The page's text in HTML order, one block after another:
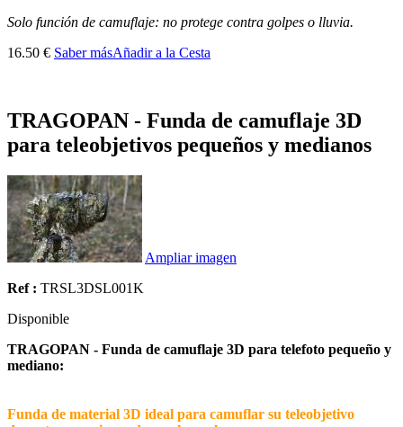
Solo función de camuflaje: no protege contra golpes o lluvia.
16.50 € Saber másAñadir a la Cesta
TRAGOPAN - Funda de camuflaje 3D
para teleobjetivos pequeños y medianos
Ampliar imagen
Ref : TRSL3DSL001K
Disponible
TRAGOPAN - Funda de camuflaje 3D para telefoto pequeño y
mediano:
Funda de material 3D ideal para camuflar su teleobjetivo